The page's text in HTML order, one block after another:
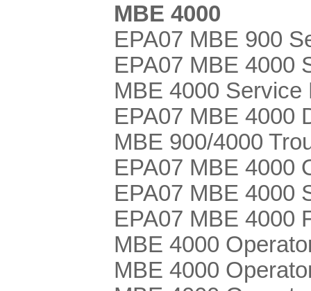
MBE 4000
EPA07 MBE 900
EPA07 MBE 4000
MBE 4000 Service
EPA07 MBE 4000
MBE 900/4000
EPA07 MBE 4000
EPA07 MBE 4000
EPA07 MBE 4000
MBE 4000
MBE 4000